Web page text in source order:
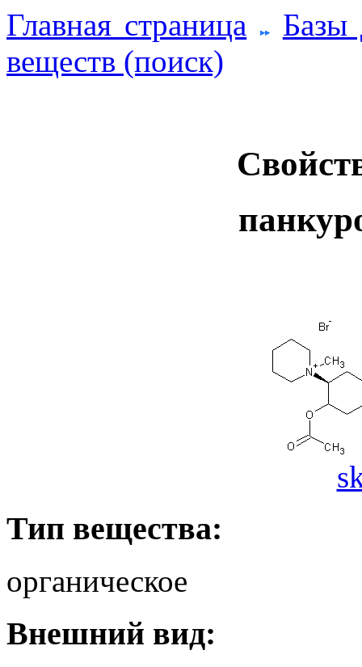
Главная страница
Базы
веществ (поиск)
Тип вещества:
органическое
Внешний вид: